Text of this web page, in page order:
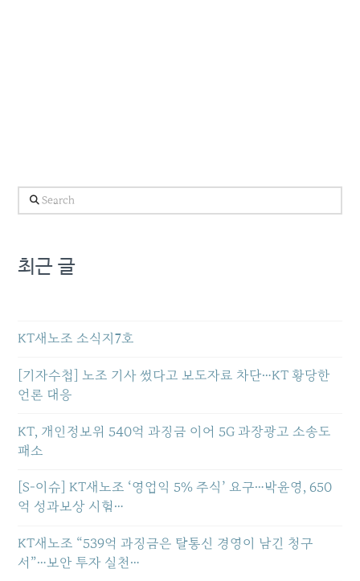
Search
최근 글
KT새노조 소식지7호
[기자수첩] 노조 기사 썼다고 보도자료 차단…KT 황당한
언론 대응
KT, 개인정보위 540억 과징금 이어 5G 과장광고 소송도
패소
[S-이슈] KT새노조 ‘영업익 5% 주식’ 요구…박윤영, 650
억 성과보상 시험…
KT새노조 “539억 과징금은 탈통신 경영이 남긴 청구
서”…보안 투자 실천…